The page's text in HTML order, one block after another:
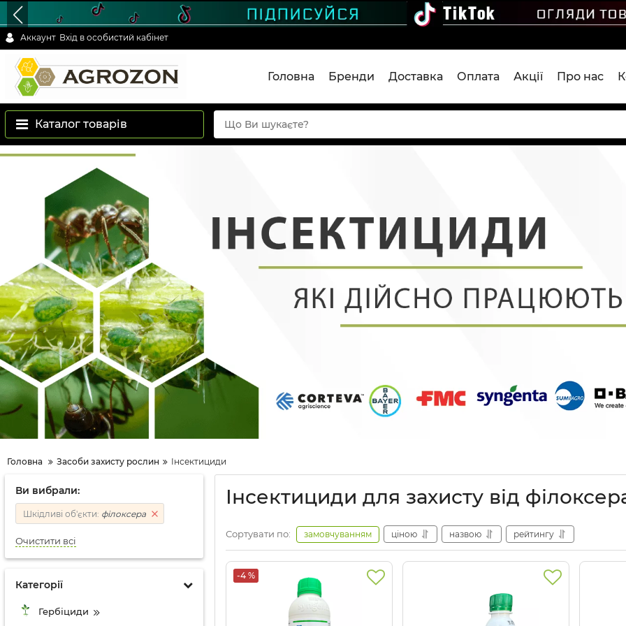
Аккаунт Вхід в особистий кабінет
Головна Бренди Доставка Оплата Акції Про нас
Каталог товарів
Головна Засоби захисту рослин Інсектициди
Ви вибрали:
Шкідливі об'єкти: філоксера
Очистити всі
Категорії
Гербіциди
Інсектициди для захисту від
Сортувати по: замовчуванням ціною назвою рейтингу
-4 %